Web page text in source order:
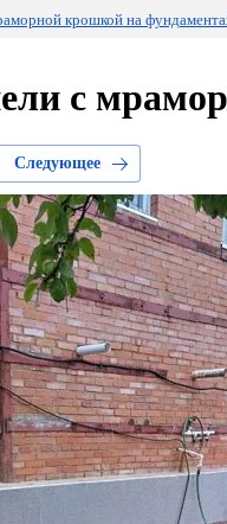
крошкой на
с
Следующее